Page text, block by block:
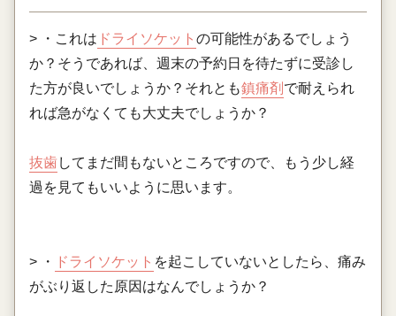
> ・これは ドライソケット の可能性があるでしょう
か？そうであれば、週末の予約日を待たずに受診し
た方が良いでしょうか？それとも鎮痛剤 で耐えられ
れば急がなくても大丈夫でしょうか？
抜歯 してまだ間もないところですので、もう少し経
過を見てもいいように思います。
> ・ ドライソケット を起こしていないとしたら、痛み
がぶり返した原因はなんでしょうか？